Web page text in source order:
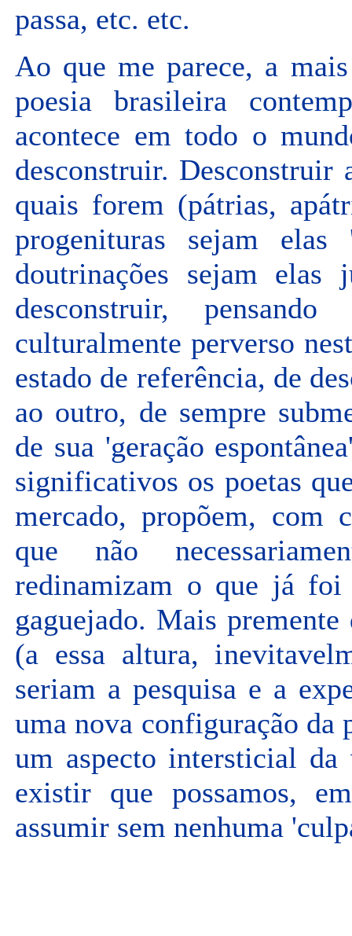
passa, etc. etc.
Ao que me parece, a
poesia brasileira
acontece em todo o
desconstruir. Desconstruir
quais forem (pátrias,
progenituras sejam
doutrinações sejam elas
desconstruir,
culturalmente perverso
estado de referência, de
ao outro, de sempre
de sua 'geração
significativos os poetas
mercado, propõem, com
que não
redinamizam o que já foi
gaguejado. Mais
(a essa altura,
seriam a pesquisa e a
uma nova configuração da
um aspecto intersticial
existir que possamos,
assumir sem nenhuma